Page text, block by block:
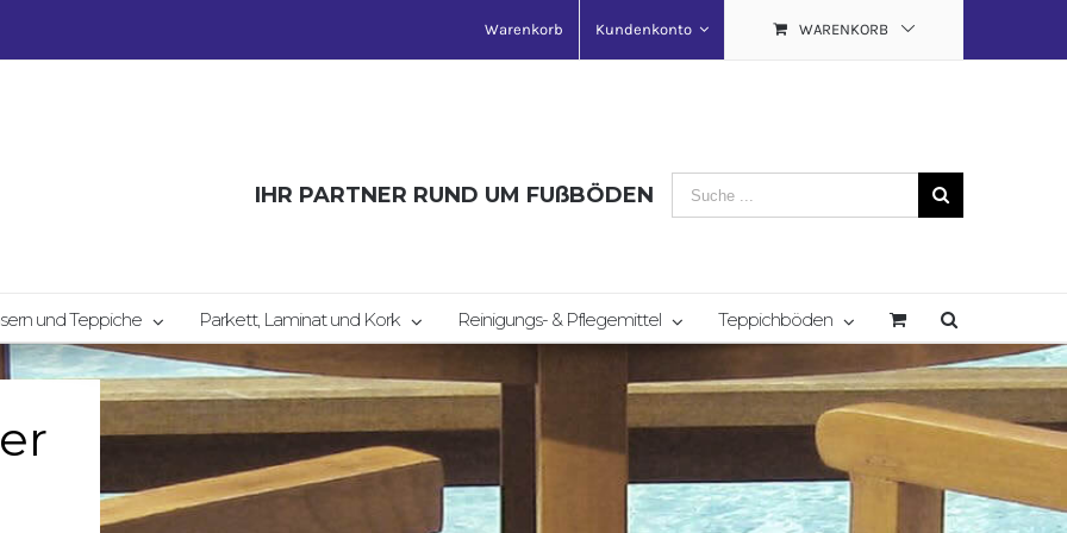
Warenkorb Kundenkonto WARENKORB
Search
for:
IHR PARTNER RUND UM FUßBÖDEN
und Teppiche Parkett, Laminat und Kork Reinigungs- & Pflegemittel Teppichböden